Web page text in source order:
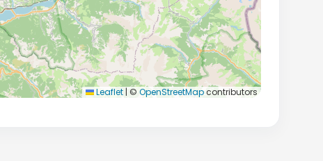
Leaflet | © OpenStreetMapcontributors